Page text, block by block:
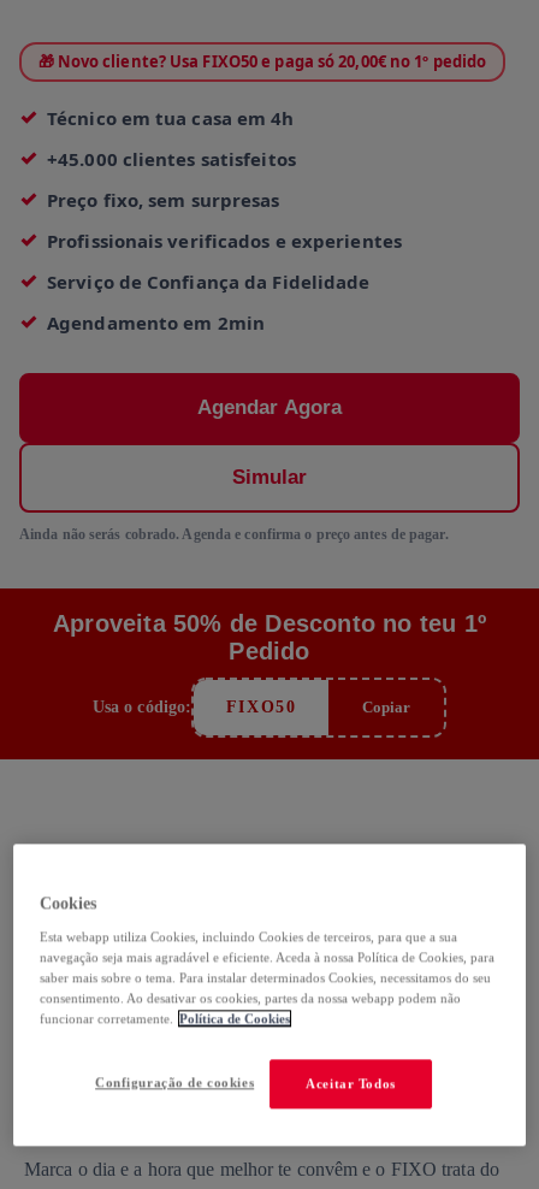
🎁 Novo cliente? Usa FIXO50 e paga só 20,00€ no 1º pedido
Técnico em tua casa em 4h
+45.000 clientes satisfeitos
Preço fixo, sem surpresas
Profissionais verificados e experientes
Serviço de Confiança da Fidelidade
Agendamento em 2min
Agendar Agora
Simular
Ainda não serás cobrado. Agenda e confirma o preço antes de pagar.
Aproveita 50% de Desconto no teu 1º
Pedido
Usa o código: FIXO50 Copiar
1Serviço personalizado
Responde ao questionário e personaliza o serviço às tuas
necessidades e vê o preço final imediatamente.
Marca o dia e a hora que melhor te convêm e o FIXO trata do
Cookies
Esta webapp utiliza Cookies, incluindo Cookies de terceiros, para que a sua
navegação seja mais agradável e eficiente. Aceda à nossa Política de Cookies, para
saber mais sobre o tema. Para instalar determinados Cookies, necessitamos do seu
consentimento. Ao desativar os cookies, partes da nossa webapp podem não
funcionar corretamente. Política de Cookies
Aceitar Todos
Configuração de cookies